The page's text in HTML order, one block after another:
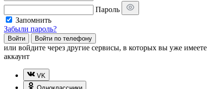
Пароль
Запомнить
Забыли пароль?
Войти Войти по телефону
или войдите через другие сервисы, в которых вы уже имеете
аккаунт
VK